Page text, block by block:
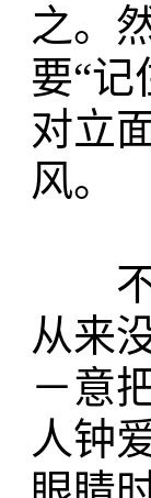
之。
要“
对立
风。
不
从来
－意
人钟